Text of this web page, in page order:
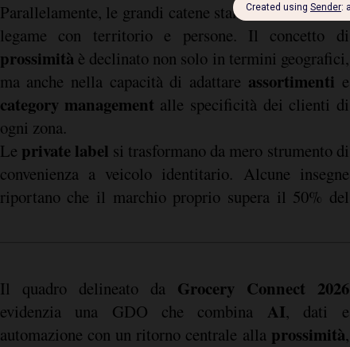
Parallelamente, le grandi catene stanno rafforzando il
legame con territorio e persone. Il concetto di
prossimità è declinato non solo in termini geografici,
ma anche nella capacità di adattare assortimenti e
category management alle specificità dei clienti di
ogni zona.
Le private label si trasformano da mero strumento di
convenienza a veicolo identitario. Alcune insegne
riportano che il marchio proprio supera il 50% del
Il quadro delineato da Grocery Connect 2026
evidenzia una GDO che combina AI, dati e
automazione con un ritorno centrale alla prossimità,